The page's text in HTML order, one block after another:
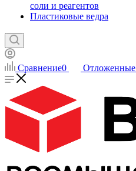
соли и реагентов
Пластиковые ведра
Сравнение0 Отложенные